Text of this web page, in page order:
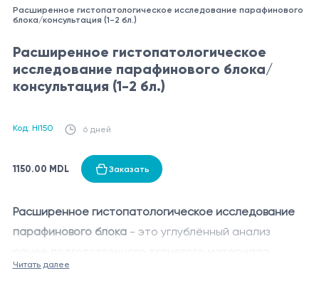
Расширенное гистопатологическое исследование парафинового
блока/консультация (1-2 бл.)
Расширенное гистопатологическое
исследование парафинового блока/
консультация (1-2 бл.)
Код: HI150 6 дней
1150.00 MDL Заказать
Расширенное гистопатологическое исследование
парафинового блока- это углублённый анализ
заключённого в парафин, с целью уточнения или
Читать далее